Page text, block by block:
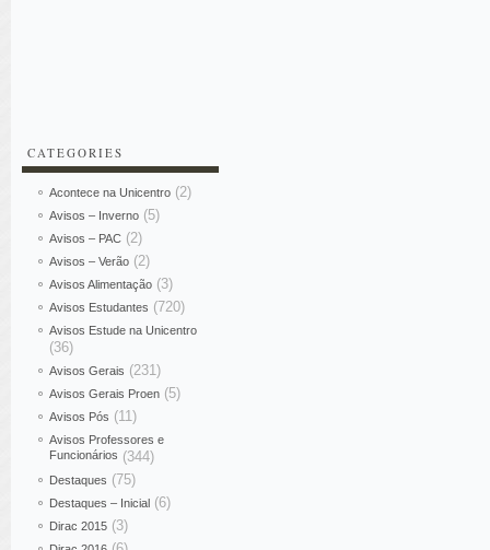
CATEGORIES
Acontece na Unicentro (2)
Avisos – Inverno (5)
Avisos – PAC (2)
Avisos – Verão (2)
Avisos Alimentação (3)
Avisos Estudantes (720)
Avisos Estude na Unicentro
(36)
Avisos Gerais (231)
Avisos Gerais Proen (5)
Avisos Pós (11)
Avisos Professores e
Funcionários (344)
Destaques (75)
Destaques – Inicial (6)
Dirac 2015 (3)